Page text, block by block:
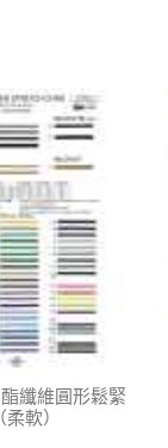
纖維圓形鬆緊
軟）